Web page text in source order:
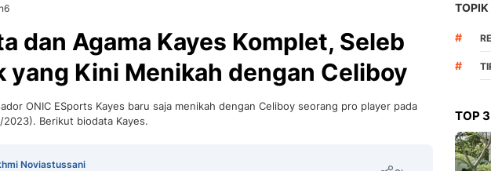
dan Agama Kayes Komplet, Seleb
yang Kini Menikah dengan Celiboy
ONIC ESports Kayes baru saja menikah dengan Celiboy seorang pro player pada
2023). Berikut biodata Kayes.
Noviastussani
TOPIK
#
#
TOP